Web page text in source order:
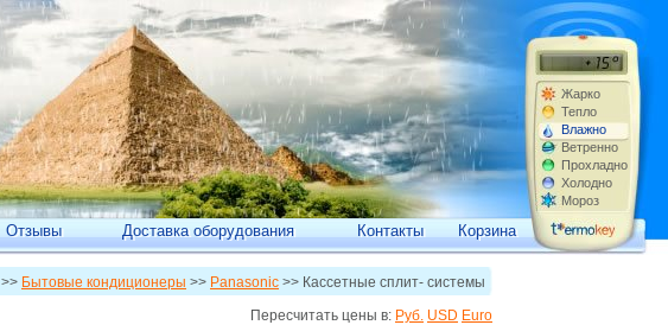
Жарко
Тепло
Влажно
Ветренно
Прохладно
Холодно
Мороз
Отзывы Доставка оборудования Контакты Корзина
>> Бытовые кондиционеры >> Panasonic >> Кассетные сплит- системы
Пересчитать цены в: Руб. USD Euro